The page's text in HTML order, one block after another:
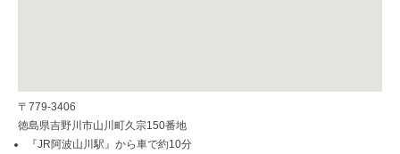
〒779-3406
徳島県吉野川市山川町久宗150番地
『JR阿波山川駅』から車で約10分